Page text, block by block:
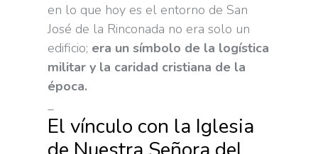
en lo que hoy es el entorno de San
José de la Rinconada no era solo un
edificio; era un símbolo de la logística
militar y la caridad cristiana de la
época.
_
El vínculo con la Iglesia